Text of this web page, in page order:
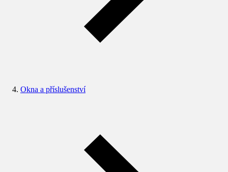
Okna a příslušenství